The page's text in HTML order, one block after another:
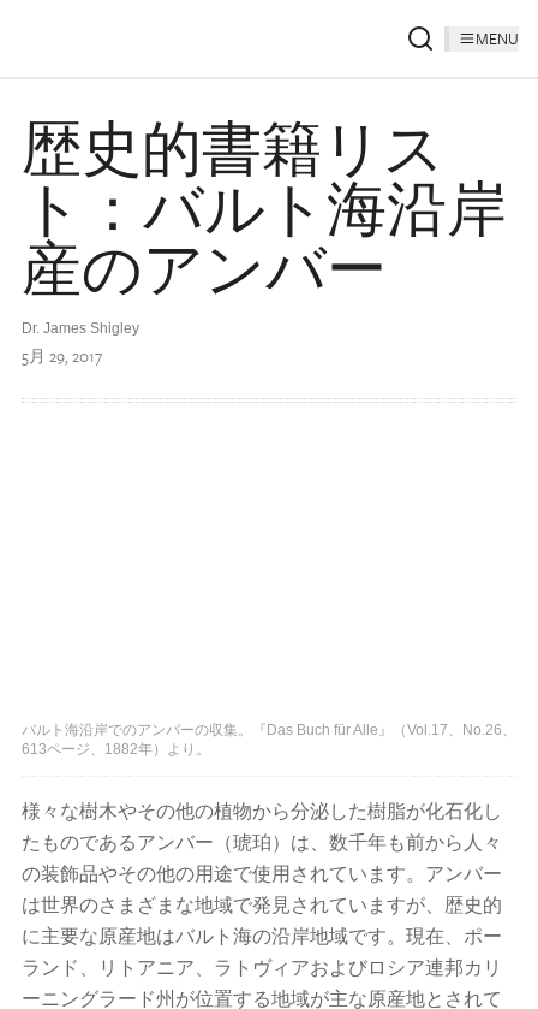
MENU
歴史的書籍リス
ト：バルト海沿岸
産のアンバー
Dr. James Shigley
5月 29, 2017
バルト海沿岸でのアンバーの収集。『Das Buch für Alle』（Vol.17、No.26、
613ページ、1882年）より。
様々な樹木やその他の植物から分泌した樹脂が化石化し
たものであるアンバー（琥珀）は、数千年も前から人々
の装飾品やその他の用途で使用されています。アンバー
は世界のさまざまな地域で発見されていますが、歴史的
に主要な原産地はバルト海の沿岸地域です。現在、ポー
ランド、リトアニア、ラトヴィアおよびロシア連邦カリ
ーニングラード州が位置する地域が主な原産地とされて